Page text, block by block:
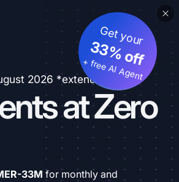
2026 *extended
at Zero
Get your
33% off
+ free AI Agent
33M for monthly and